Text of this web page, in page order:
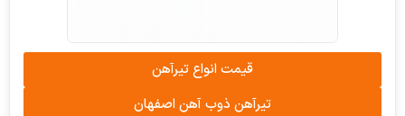
قیمت انواع تیرآهن
تیرآهن ذوب آهن اصفهان